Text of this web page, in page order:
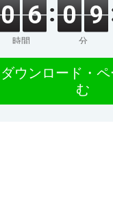
0 6
時間
0 9
分
ダウンロード・
む